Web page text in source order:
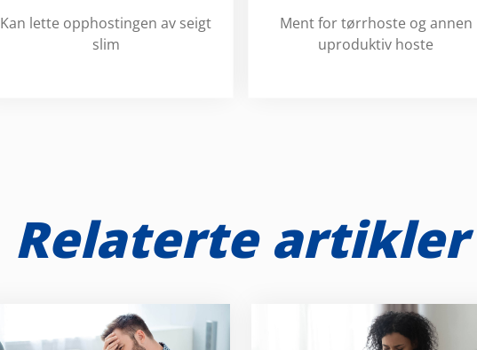
Kan lette opphostingen av seigt
slim
Ment for tørrhoste og annen
uproduktiv hoste
Relaterte artikler